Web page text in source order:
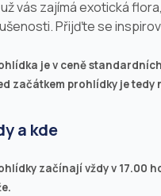
vás zajímá exotická
Přijďte se
je v ceně
začátkem prohlídky je
a kde
začínají vždy v 17.00